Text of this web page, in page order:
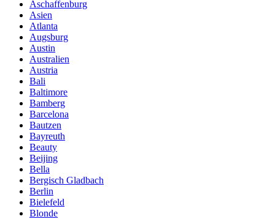
Aschaffenburg
Asien
Atlanta
Augsburg
Austin
Australien
Austria
Bali
Baltimore
Bamberg
Barcelona
Bautzen
Bayreuth
Beauty
Beijing
Bella
Bergisch Gladbach
Berlin
Bielefeld
Blonde